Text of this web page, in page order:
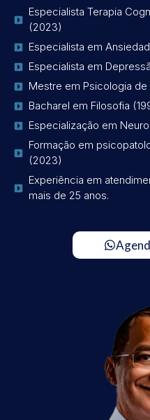
Especialista Terapia
(2023)
Especialista em
Especialista em
Mestre em Psicologia de
Bacharel em Filosofia
Especialização em
Formação em
(2023)
Experiência em
mais de 25 anos.